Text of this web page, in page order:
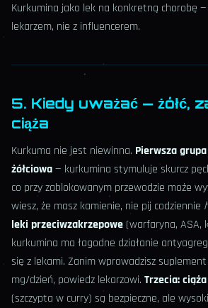
Kurkumina jako lek na konkretną chorobę
lekarzem, nie z influencerem.
5. Kiedy uważać — żółć,
ciąża
Kurkuma nie jest niewinna. Pierwsza
żółciowa— kurkumina stymuluje skurcz
co przy zablokowanym przewodzie może
wiesz, że masz kamienie, nie pij codziennie
leki przeciwzakrzepowe (warfaryna, ASA,
kurkumina ma łagodne działanie
się z lekami. Zanim wprowadzisz
mg/dzień, powiedz lekarzowi. Trzecia: ciąża
(szczypta w curry) są bezpieczne, ale